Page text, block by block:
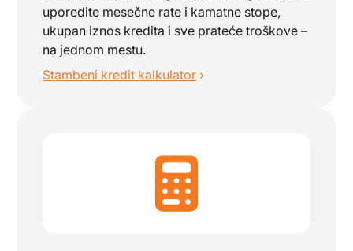
uporedite mesečne rate i kamatne stope,
ukupan iznos kredita i sve prateće troškove –
na jednom mestu.
Stambeni kredit kalkulator ›